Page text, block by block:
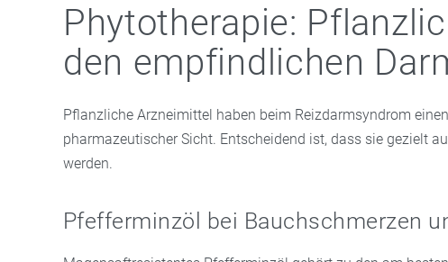
Phytotherapie:
den empfindlichen
Pflanzliche Arzneimittel haben beim Reizdarmsyndrom
pharmazeutischer Sicht. Entscheidend ist, dass sie gezielt
werden.
Pfefferminzöl bei Bauchschmerzen